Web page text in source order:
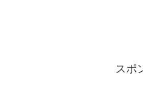
スポ